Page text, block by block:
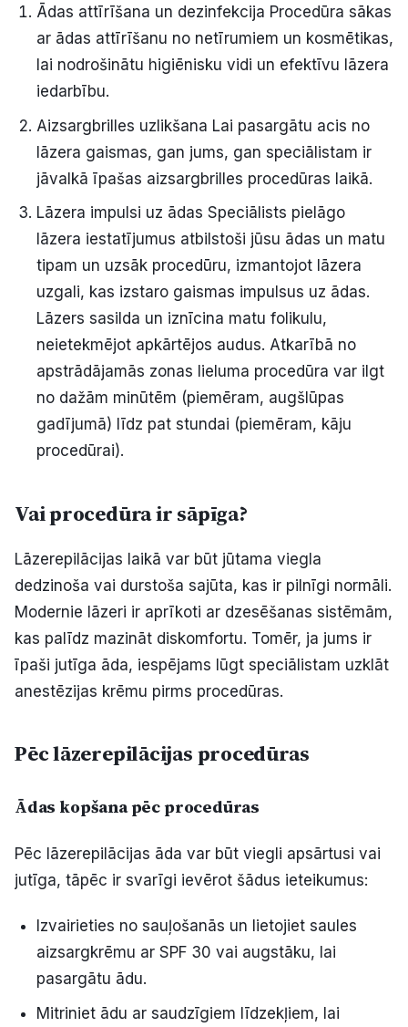
Ādas attīrīšana un dezinfekcija Procedūra sākas
ar ādas attīrīšanu no netīrumiem un kosmētikas,
lai nodrošinātu higiēnisku vidi un efektīvu lāzera
iedarbību.
Aizsargbrilles uzlikšana Lai pasargātu acis no
lāzera gaismas, gan jums, gan speciālistam ir
jāvalkā īpašas aizsargbrilles procedūras laikā.
Lāzera impulsi uz ādas Speciālists pielāgo
lāzera iestatījumus atbilstoši jūsu ādas un matu
tipam un uzsāk procedūru, izmantojot lāzera
uzgali, kas izstaro gaismas impulsus uz ādas.
Lāzers sasilda un iznīcina matu folikulu,
neietekmējot apkārtējos audus. Atkarībā no
apstrādājamās zonas lieluma procedūra var ilgt
no dažām minūtēm (piemēram, augšlūpas
gadījumā) līdz pat stundai (piemēram, kāju
procedūrai).
Vai procedūra ir sāpīga?
Lāzerepilācijas laikā var būt jūtama viegla
dedzinoša vai durstoša sajūta, kas ir pilnīgi normāli.
Modernie lāzeri ir aprīkoti ar dzesēšanas sistēmām,
kas palīdz mazināt diskomfortu. Tomēr, ja jums ir
īpaši jutīga āda, iespējams lūgt speciālistam uzklāt
anestēzijas krēmu pirms procedūras.
Pēc lāzerepilācijas procedūras
Ādas kopšana pēc procedūras
Pēc lāzerepilācijas āda var būt viegli apsārtusi vai
jutīga, tāpēc ir svarīgi ievērot šādus ieteikumus:
Izvairieties no sauļošanās un lietojiet saules
aizsargkrēmu ar SPF 30 vai augstāku, lai
pasargātu ādu.
Mitriniet ādu ar saudzīgiem līdzekļiem, lai